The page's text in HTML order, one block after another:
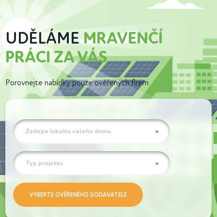
UDĚLÁMEMRAVENČÍ
PRÁCI ZA VÁS
Porovnejte nabídky pouze ověřených firem
Zadejte lokalitu vašeho domu
Typ projektu